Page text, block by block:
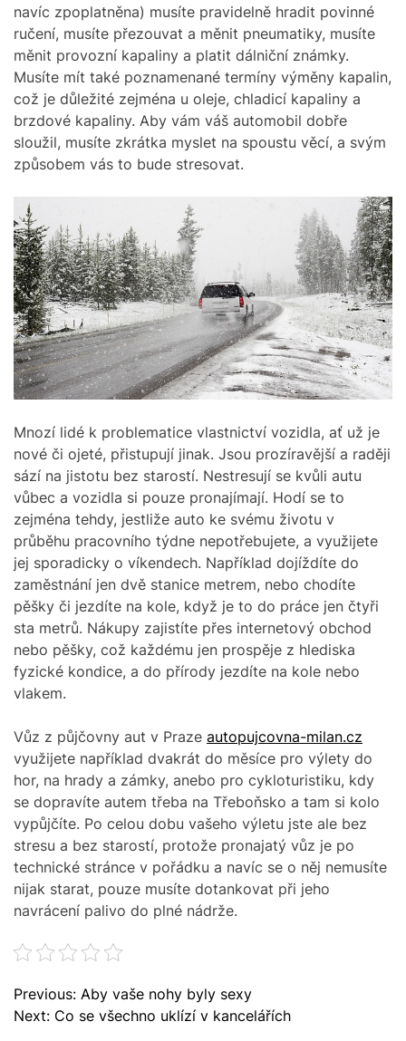
navíc zpoplatněna) musíte pravidelně hradit povinné
ručení, musíte přezouvat a měnit pneumatiky, musíte
měnit provozní kapaliny a platit dálniční známky.
Musíte mít také poznamenané termíny výměny kapalin,
což je důležité zejména u oleje, chladicí kapaliny a
brzdové kapaliny. Aby vám váš automobil dobře
sloužil, musíte zkrátka myslet na spoustu věcí, a svým
způsobem vás to bude stresovat.
Mnozí lidé k problematice vlastnictví vozidla, ať už je
nové či ojeté, přistupují jinak. Jsou prozíravější a raději
sází na jistotu bez starostí. Nestresují se kvůli autu
vůbec a vozidla si pouze pronajímají. Hodí se to
zejména tehdy, jestliže auto ke svému životu v
průběhu pracovního týdne nepotřebujete, a využijete
jej sporadicky o víkendech. Například dojíždíte do
zaměstnání jen dvě stanice metrem, nebo chodíte
pěšky či jezdíte na kole, když je to do práce jen čtyři
sta metrů. Nákupy zajistíte přes internetový obchod
nebo pěšky, což každému jen prospěje z hlediska
fyzické kondice, a do přírody jezdíte na kole nebo
vlakem.
Vůz z půjčovny aut v Praze autopujcovna-milan.cz
využijete například dvakrát do měsíce pro výlety do
hor, na hrady a zámky, anebo pro cykloturistiku, kdy
se dopravíte autem třeba na Třeboňsko a tam si kolo
vypůjčíte. Po celou dobu vašeho výletu jste ale bez
stresu a bez starostí, protože pronajatý vůz je po
technické stránce v pořádku a navíc se o něj nemusíte
nijak starat, pouze musíte dotankovat při jeho
navrácení palivo do plné nádrže.
N
a
Previous: Aby vaše nohy byly sexy
Next: Co se všechno uklízí v kancelářích